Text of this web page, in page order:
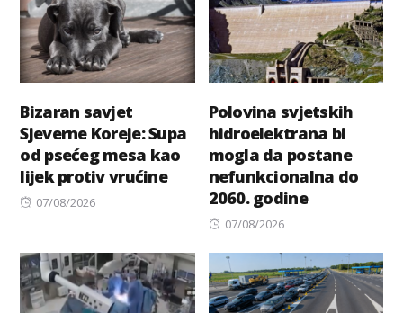
Bizaran savjet
Sjeverne Koreje: Supa
od psećeg mesa kao
lijek protiv vrućine
Posted
07/08/2026
Polovina svjetskih
hidroelektrana bi
mogla da postane
nefunkcionalna do
2060. godine
Posted
07/08/2026